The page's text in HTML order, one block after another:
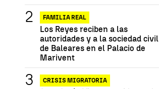
FAMILIA REAL
Los Reyes reciben a las
autoridades y a la sociedad civil
de Baleares en el Palacio de
Marivent
CRISIS MIGRATORIA